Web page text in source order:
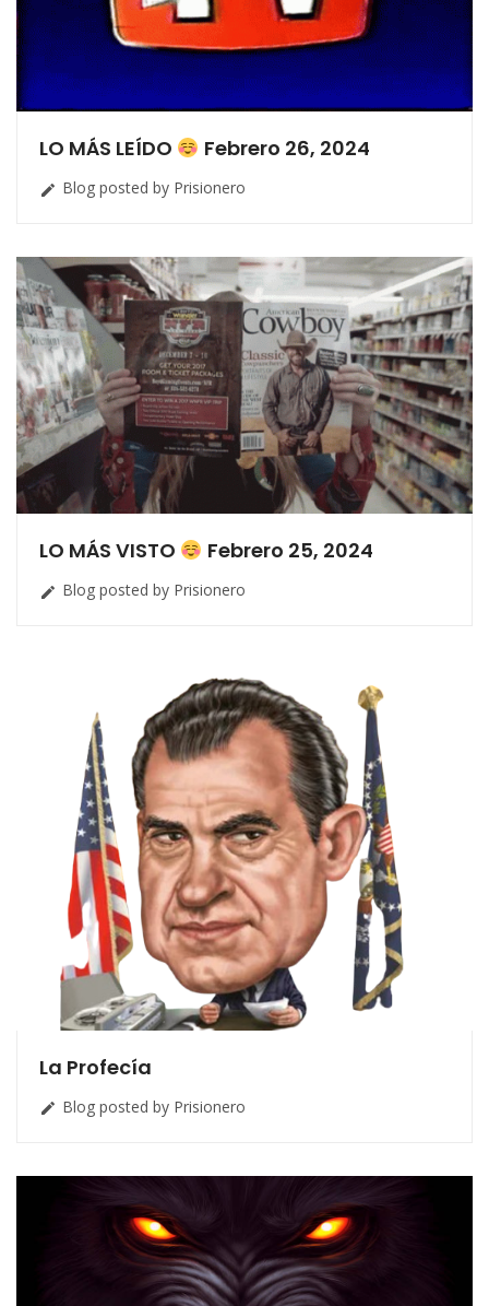
LO MÁS LEÍDO Febrero 26, 2024
 Blog posted by Prisionero
LO MÁS VISTO Febrero 25, 2024
 Blog posted by Prisionero
La Profecía
 Blog posted by Prisionero